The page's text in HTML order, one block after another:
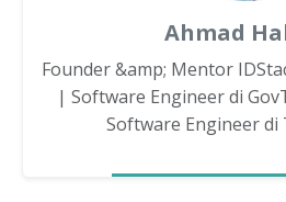
Ahmad
Founder &amp; Mentor
| Software Engineer di
Software Engineer di